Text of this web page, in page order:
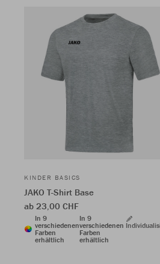
KINDER BASICS
JAKO T-Shirt Base
ab 23,00 CHF
In 9
verschiedenen
Farben
erhältlich
In 9
verschiedenen
Farben
erhältlich